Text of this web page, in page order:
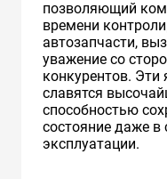
позволяющий
времени
автозапчасти,
уважение со
конкурентов. Эти
славятся
способностью
состояние даже
эксплуатации.